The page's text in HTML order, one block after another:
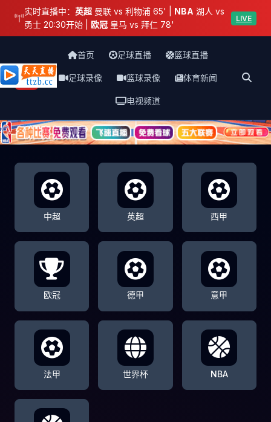
实时直播中： 英超 曼联 vs 利物浦 65' | NBA 湖人 vs
勇士 20:30开始 | 欧冠 皇马 vs 拜仁 78'
LIVE
天天直播网
首页 足球直播 篮球直播
足球录像 篮球录像 体育新闻
电视频道
中超 英超 西甲
欧冠 德甲 意甲
法甲 世界杯 NBA